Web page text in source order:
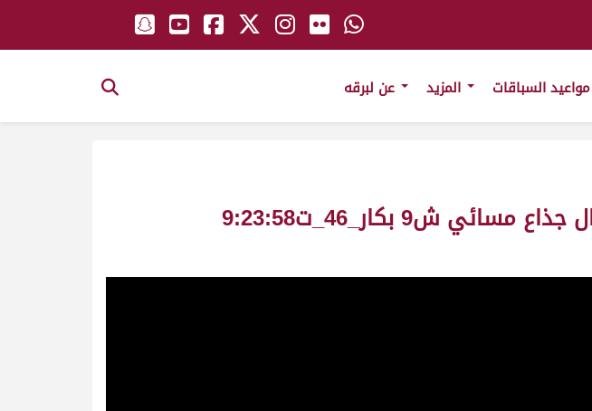
مواعيد السباقات
قطنه ملك_عبد الهادي سعيد الشهواني_سباق المونديال جذاع مسائي ش9 بكار_46_ت9:23:58